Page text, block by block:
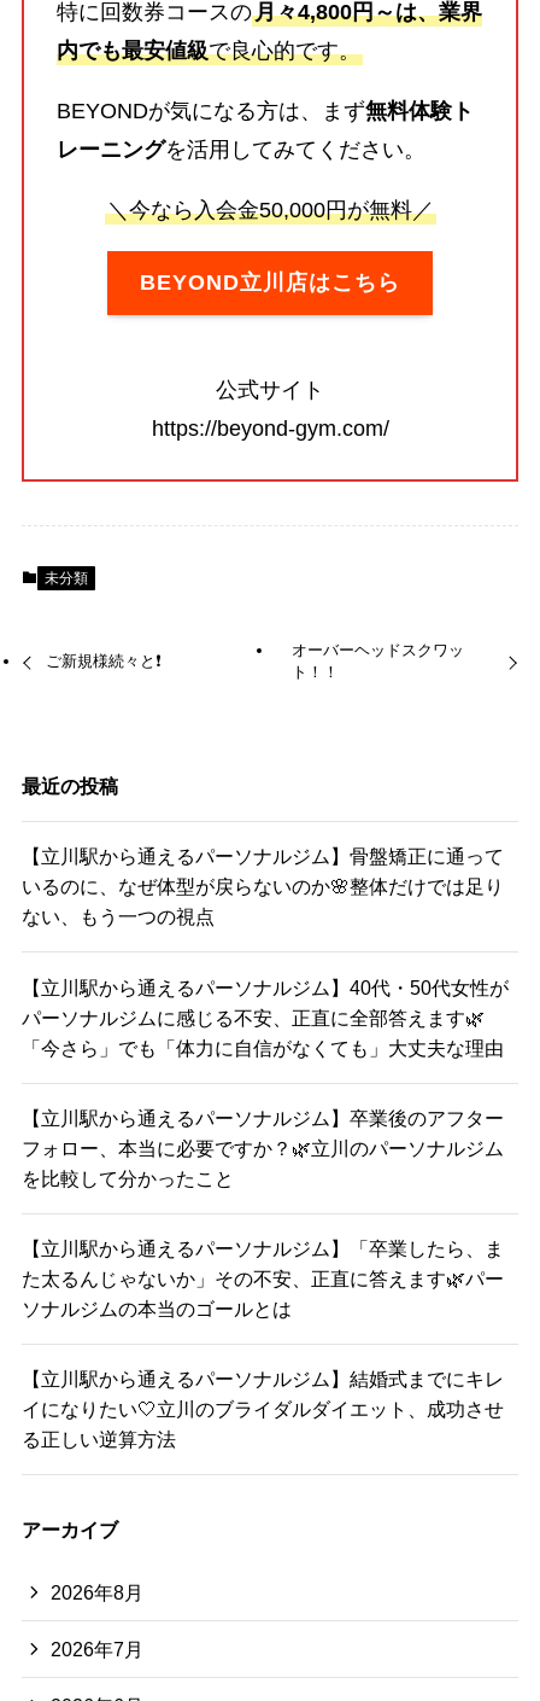
特に回数券コースの月々4,800円～は、業界
内でも最安値級で良心的です。
BEYONDが気になる方は、まず無料体験ト
レーニングを活用してみてください。
＼今なら入会金50,000円が無料／
BEYOND立川店はこちら
公式サイト
https://beyond-gym.com/
未分類
ご新規様続々と❗️
オーバーヘッドスクワッ
ト！！
最近の投稿
【立川駅から通えるパーソナルジム】骨盤矯正に通って
いるのに、なぜ体型が戻らないのか🌸整体だけでは足り
ない、もう一つの視点
【立川駅から通えるパーソナルジム】40代・50代女性が
パーソナルジムに感じる不安、正直に全部答えます🌿
「今さら」でも「体力に自信がなくても」大丈夫な理由
【立川駅から通えるパーソナルジム】卒業後のアフター
フォロー、本当に必要ですか？🌿立川のパーソナルジム
を比較して分かったこと
【立川駅から通えるパーソナルジム】「卒業したら、ま
た太るんじゃないか」その不安、正直に答えます🌿パー
ソナルジムの本当のゴールとは
【立川駅から通えるパーソナルジム】結婚式までにキレ
イになりたい🤍立川のブライダルダイエット、成功させ
る正しい逆算方法
アーカイブ
2026年8月
2026年7月